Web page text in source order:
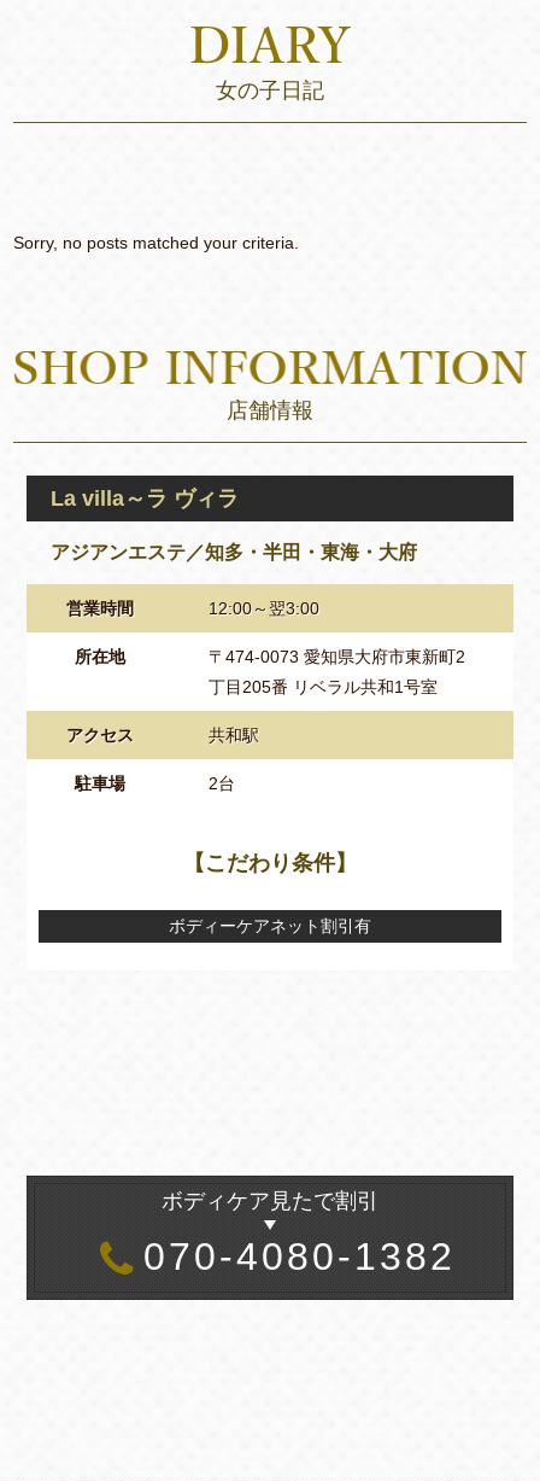
女の子日記
Sorry, no posts matched your criteria.
店舗情報
La villa～ラ ヴィラ
アジアンエステ／知多・半田・東海・大府
営業時間 12:00～翌3:00
所在地
〒474-0073 愛知県大府市東新町2
丁目205番 リベラル共和1号室
アクセス 共和駅
駐車場 2台
【こだわり条件】
ボディーケアネット割引有
ボディケア見たで割引
070-4080-1382